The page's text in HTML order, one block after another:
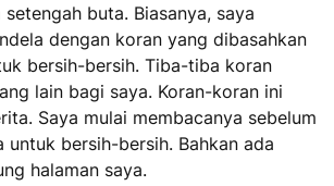
buta. Biasanya, saya
dengan koran yang dibasahkan
bersih-bersih. Tiba-tiba koran
lain bagi saya. Koran-koran ini
Saya mulai membacanya sebelum
untuk bersih-bersih. Bahkan ada
halaman saya.